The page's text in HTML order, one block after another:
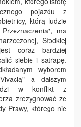
pojazdu z
którą ludzie
ma
Słodkiej
coraz bardziej
siebie i satrapę.
wyborem
a dalszym
w konflikt z
zrezygnować ze
Prawy, którego nie